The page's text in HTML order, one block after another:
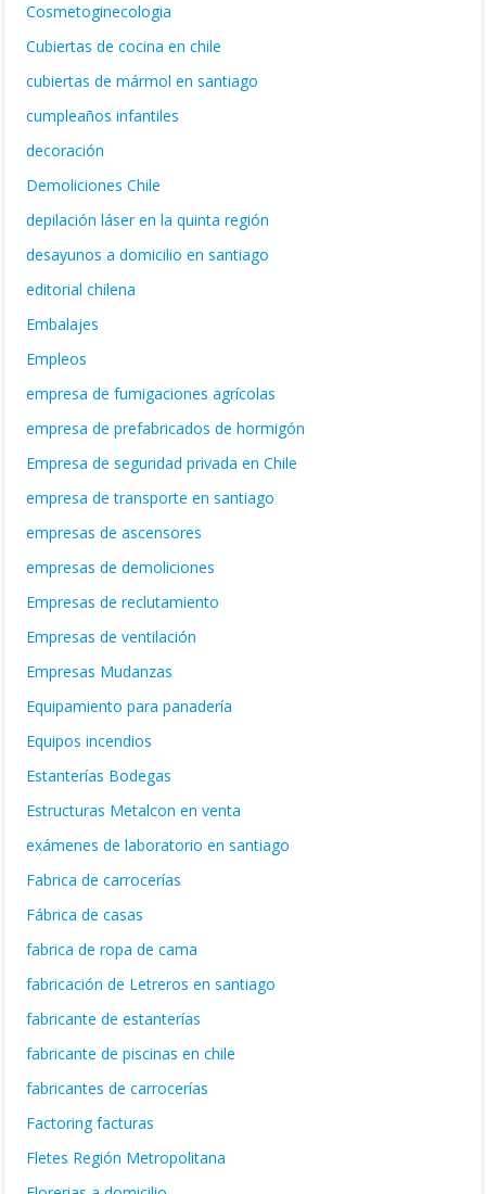
Cosmetoginecologia
Cubiertas de cocina en chile
cubiertas de mármol en santiago
cumpleaños infantiles
decoración
Demoliciones Chile
depilación láser en la quinta región
desayunos a domicilio en santiago
editorial chilena
Embalajes
Empleos
empresa de fumigaciones agrícolas
empresa de prefabricados de hormigón
Empresa de seguridad privada en Chile
empresa de transporte en santiago
empresas de ascensores
empresas de demoliciones
Empresas de reclutamiento
Empresas de ventilación
Empresas Mudanzas
Equipamiento para panadería
Equipos incendios
Estanterías Bodegas
Estructuras Metalcon en venta
exámenes de laboratorio en santiago
Fabrica de carrocerías
Fábrica de casas
fabrica de ropa de cama
fabricación de Letreros en santiago
fabricante de estanterías
fabricante de piscinas en chile
fabricantes de carrocerías
Factoring facturas
Fletes Región Metropolitana